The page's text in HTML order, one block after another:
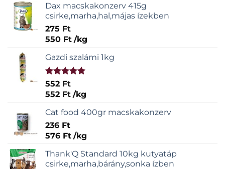
Dax macskakonzerv 415g
csirke,marha,hal,májas ízekben
275 Ft
550 Ft /kg
Gazdi szalámi 1kg
Értékelés:
5.00/ 5
552 Ft
552 Ft /kg
Cat food 400gr macskakonzerv
236 Ft
576 Ft /kg
Thank'Q Standard 10kg kutyatáp
csirke,marha,bárány,sonka ízben